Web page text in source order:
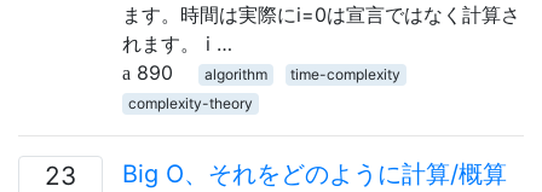
ます。時間は実際にi=0は宣言ではなく計算さ
れます。 i …
890
algorithm
time-complexity
complexity-theory
23
Big O、それをどのように計算/概算